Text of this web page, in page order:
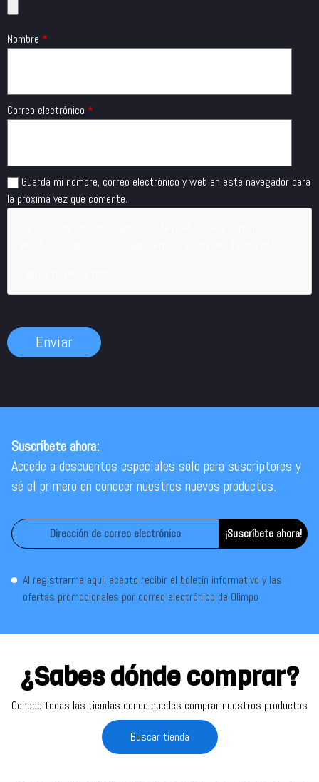
Nombre *
Correo electrónico *
Guarda mi nombre, correo electrónico y web en este navegador para
la próxima vez que comente.
Suscríbete ahora:
Accede a descuentos especiales solo para suscriptores y
sé el primero en conocer nuestros nuevos productos.
¡Suscríbete ahora!
Al registrarme aquí, acepto recibir el boletín informativo y las
ofertas promocionales por correo electrónico de Olimpo
¿Sabes dónde comprar?
Conoce todas las tiendas donde puedes comprar nuestros productos
Buscar tienda